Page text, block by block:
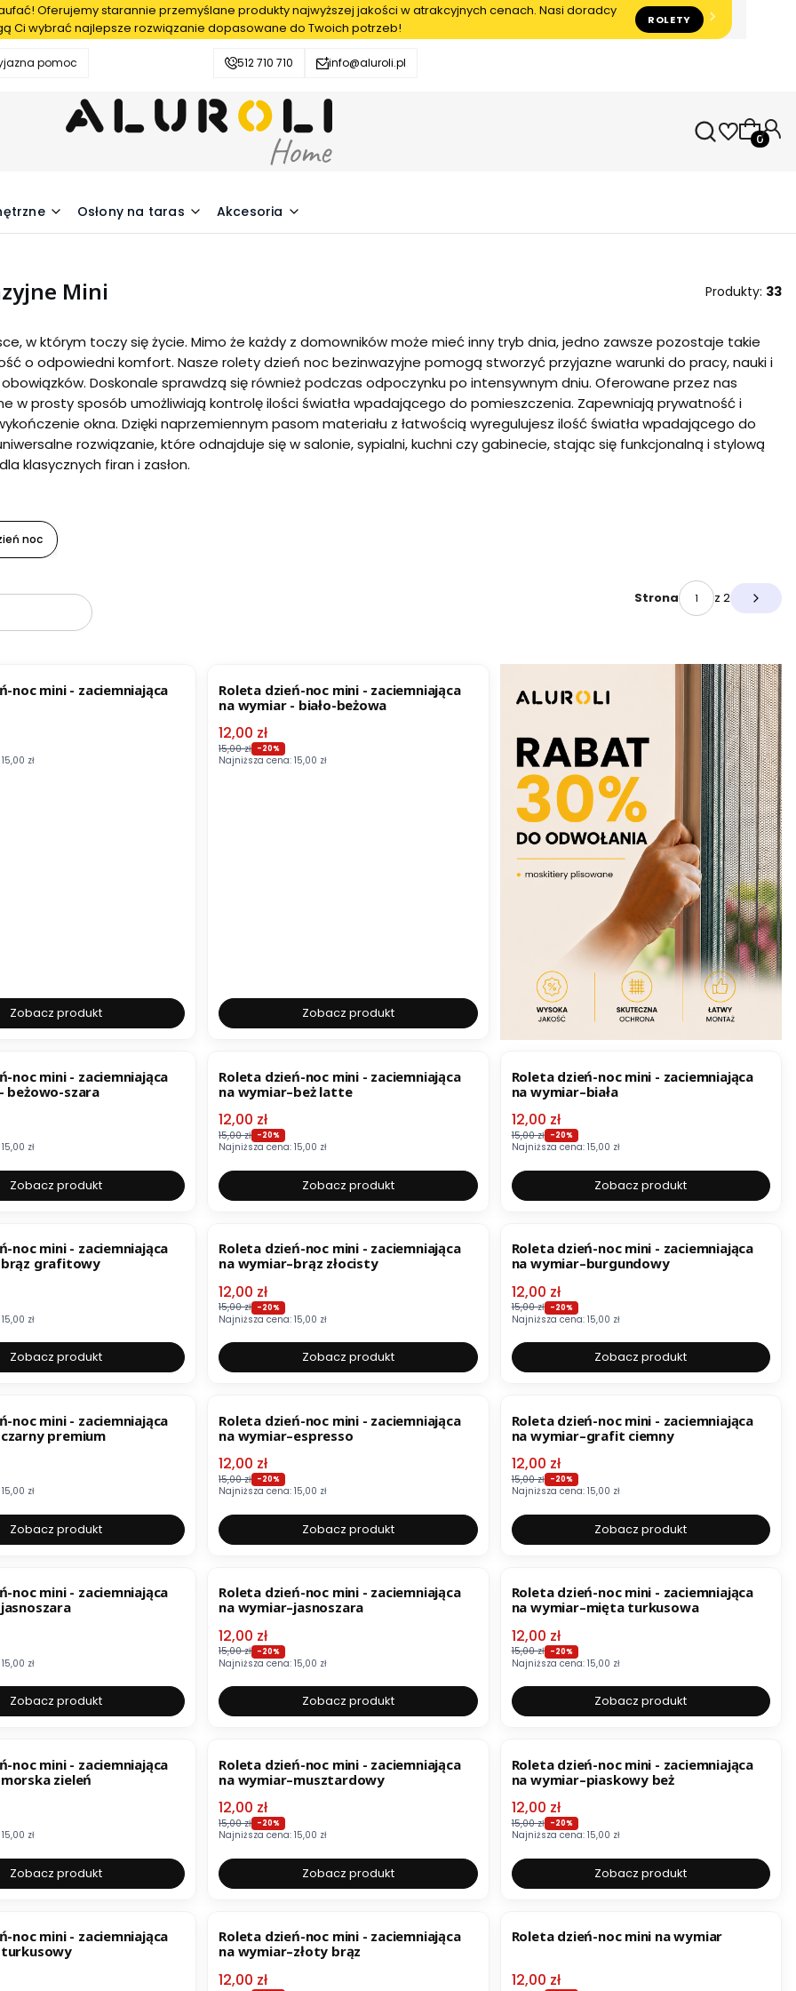
Oferujemy starannie przemyślane produkty najwyższej jakości w atrakcyjnych cenach. Nasi doradcy
Ci wybrać najlepsze rozwiązanie dopasowane do Twoich potrzeb!
ROLETY
pomoc 512 710 710 info@aluroli.pl
Osłony na taras Akcesoria
Mini Produkty: 33
w którym toczy się życie. Mimo że każdy z domowników może mieć inny tryb dnia, jedno zawsze pozostaje takie
o odpowiedni komfort. Nasze rolety dzień noc bezinwazyjne pomogą stworzyć przyjazne warunki do pracy, nauki i
Doskonale sprawdzą się również podczas odpoczynku po intensywnym dniu. Oferowane przez nas
w prosty sposób umożliwiają kontrolę ilości światła wpadającego do pomieszczenia. Zapewniają prywatność i
okna. Dzięki naprzemiennym pasom materiału z łatwością wyregulujesz ilość światła wpadającego do
rozwiązanie, które odnajduje się w salonie, sypialni, kuchni czy gabinecie, stając się funkcjonalną i stylową
klasycznych firan i zasłon.
noc
Strona z 2
noc mini - zaciemniająca
15,00 zł
Zobacz produkt
Roleta dzień-noc mini - zaciemniająca
na wymiar - biało-beżowa
Cena promocyjna
12,00 zł
15,00 zł -20%
Najniższa cena: 15,00 zł
Zobacz produkt
noc mini - zaciemniająca
beżowo-szara
15,00 zł
Zobacz produkt
Roleta dzień-noc mini - zaciemniająca
na wymiar–beż latte
Cena promocyjna
12,00 zł
15,00 zł -20%
Najniższa cena: 15,00 zł
Zobacz produkt
Roleta dzień-noc mini - zaciemniająca
na wymiar–biała
Cena promocyjna
12,00 zł
15,00 zł -20%
Najniższa cena: 15,00 zł
Zobacz produkt
noc mini - zaciemniająca
grafitowy
15,00 zł
Zobacz produkt
Roleta dzień-noc mini - zaciemniająca
na wymiar–brąz złocisty
Cena promocyjna
12,00 zł
15,00 zł -20%
Najniższa cena: 15,00 zł
Zobacz produkt
Roleta dzień-noc mini - zaciemniająca
na wymiar–burgundowy
Cena promocyjna
12,00 zł
15,00 zł -20%
Najniższa cena: 15,00 zł
Zobacz produkt
noc mini - zaciemniająca
premium
15,00 zł
Zobacz produkt
Roleta dzień-noc mini - zaciemniająca
na wymiar–espresso
Cena promocyjna
12,00 zł
15,00 zł -20%
Najniższa cena: 15,00 zł
Zobacz produkt
Roleta dzień-noc mini - zaciemniająca
na wymiar–grafit ciemny
Cena promocyjna
12,00 zł
15,00 zł -20%
Najniższa cena: 15,00 zł
Zobacz produkt
noc mini - zaciemniająca
15,00 zł
Zobacz produkt
Roleta dzień-noc mini - zaciemniająca
na wymiar–jasnoszara
Cena promocyjna
12,00 zł
15,00 zł -20%
Najniższa cena: 15,00 zł
Zobacz produkt
Roleta dzień-noc mini - zaciemniająca
na wymiar–mięta turkusowa
Cena promocyjna
12,00 zł
15,00 zł -20%
Najniższa cena: 15,00 zł
Zobacz produkt
noc mini - zaciemniająca
zieleń
15,00 zł
Zobacz produkt
Roleta dzień-noc mini - zaciemniająca
na wymiar–musztardowy
Cena promocyjna
12,00 zł
15,00 zł -20%
Najniższa cena: 15,00 zł
Zobacz produkt
Roleta dzień-noc mini - zaciemniająca
na wymiar–piaskowy beż
Cena promocyjna
12,00 zł
15,00 zł -20%
Najniższa cena: 15,00 zł
Zobacz produkt
noc mini - zaciemniająca
Roleta dzień-noc mini - zaciemniająca
na wymiar–złoty brąz
Cena promocyjna
12,00 zł
Roleta dzień-noc mini na wymiar
Cena promocyjna
12,00 zł